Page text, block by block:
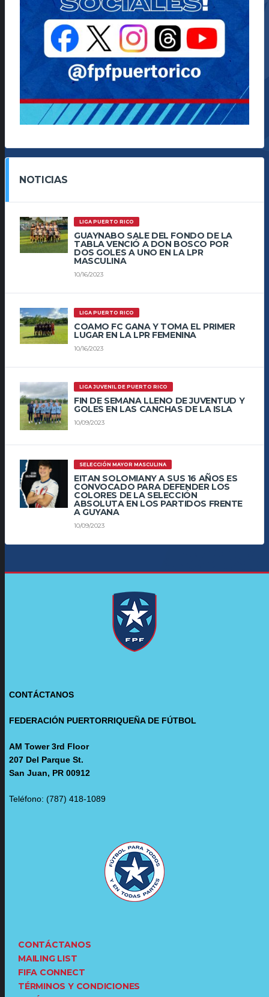
NOTICIAS
LIGA PUERTO RICO
GUAYNABO SALE DEL FONDO DE LA
TABLA VENCIÓ A DON BOSCO POR
DOS GOLES A UNO EN LA LPR
MASCULINA
10/16/2023
LIGA PUERTO RICO
COAMO FC GANA Y TOMA EL PRIMER
LUGAR EN LA LPR FEMENINA
10/16/2023
LIGA JUVENIL DE PUERTO RICO
FIN DE SEMANA LLENO DE JUVENTUD Y
GOLES EN LAS CANCHAS DE LA ISLA
10/09/2023
SELECCIÓN MAYOR MASCULINA
EITAN SOLOMIANY A SUS 16 AÑOS ES
CONVOCADO PARA DEFENDER LOS
COLORES DE LA SELECCIÓN
ABSOLUTA EN LOS PARTIDOS FRENTE
A GUYANA
10/09/2023
CONTÁCTANOS
FEDERACIÓN PUERTORRIQUEÑA DE FÚTBOL
AM Tower 3rd Floor
207 Del Parque St.
San Juan, PR 00912
Teléfono: (787) 418-1089
CONTÁCTANOS
MAILING LIST
FIFA CONNECT
TÉRMINOS Y CONDICIONES